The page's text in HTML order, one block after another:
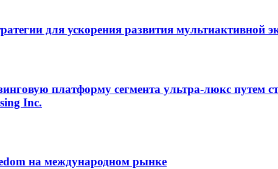
для ускорения развития мультиактивной
платформу сегмента ультра-люкс путем
Inc.
на международном рынке